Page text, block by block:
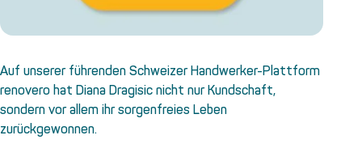
Auf unserer führenden Schweizer Handwerker-Plattform
renovero hat Diana Dragisic nicht nur Kundschaft,
sondern vor allem ihr sorgenfreies Leben
zurückgewonnen.